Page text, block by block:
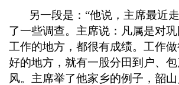
另一段是： “他说，主席最近
了一些调查。主席说：凡属是对
工作的地方，都很有成绩。工作
好的地方，就有一股分田到户、
风。主席举了他家乡的例子，韶